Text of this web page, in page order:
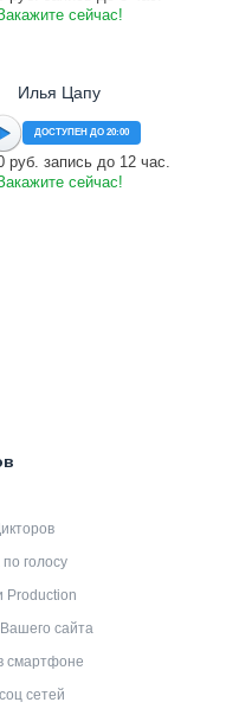
сейчас!
Илья Цапу
ДОСТУПЕН ДО 20:00
руб. запись до 12 час.
сейчас!
голосу
Production
сайта
смартфоне
сетей